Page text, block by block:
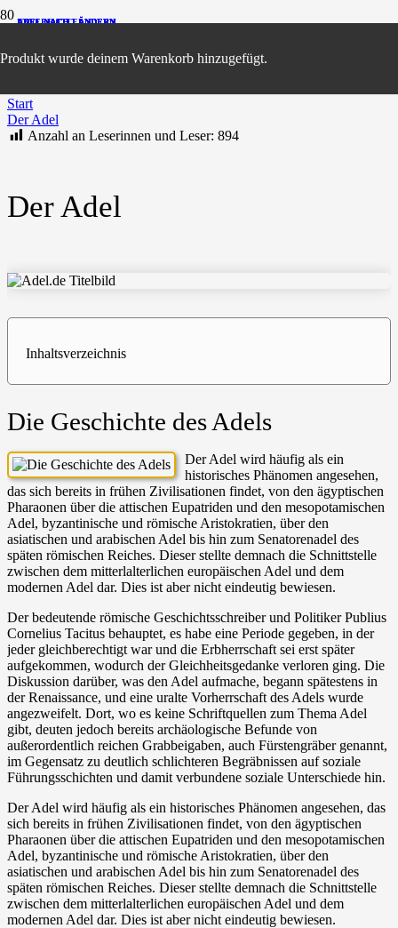
Produkt wurde deinem Warenkorb hinzugefügt.
Start
Der Adel
Anzahl an Leserinnen und Leser: 894
Der Adel
Inhaltsverzeichnis
Die Geschichte des Adels
Der Adel wird häufig als ein
historisches Phänomen angesehen,
das sich bereits in frühen Zivilisationen findet, von den ägyptischen
Pharaonen über die attischen Eupatriden und den mesopotamischen
Adel, byzantinische und römische Aristokratien, über den
asiatischen und arabischen Adel bis hin zum Senatorenadel des
späten römischen Reiches. Dieser stellte demnach die Schnittstelle
zwischen dem mitterlalterlichen europäischen Adel und dem
modernen Adel dar. Dies ist aber nicht eindeutig bewiesen.
Der bedeutende römische Geschichtsschreiber und Politiker Publius
Cornelius Tacitus behauptet, es habe eine Periode gegeben, in der
jeder gleichberechtigt war und die Erbherrschaft sei erst später
aufgekommen, wodurch der Gleichheitsgedanke verloren ging. Die
Diskussion darüber, was den Adel aufmache, begann spätestens in
der Renaissance, und eine uralte Vorherrschaft des Adels wurde
angezweifelt. Dort, wo es keine Schriftquellen zum Thema Adel
gibt, deuten jedoch bereits archäologische Befunde von
außerordentlich reichen Grabbeigaben, auch Fürstengräber genannt,
im Gegensatz zu deutlich schlichteren Begräbnissen auf soziale
Führungsschichten und damit verbundene soziale Unterschiede hin.
Der Adel wird häufig als ein historisches Phänomen angesehen, das
sich bereits in frühen Zivilisationen findet, von den ägyptischen
Pharaonen über die attischen Eupatriden und den mesopotamischen
Adel, byzantinische und römische Aristokratien, über den
asiatischen und arabischen Adel bis hin zum Senatorenadel des
späten römischen Reiches. Dieser stellte demnach die Schnittstelle
zwischen dem mitterlalterlichen europäischen Adel und dem
modernen Adel dar. Dies ist aber nicht eindeutig bewiesen.
ADEL NACH LÄNDERN
ADEL NACH LÄNDERN
ADEL NACH LÄNDERN
ADEL NACH LÄNDERN
ADEL NACH LÄNDERN
ADEL NACH LÄNDERN
ADEL NACH LÄNDERN
ADEL NACH LÄNDERN
ADEL NACH LÄNDERN
UNSERE TITEL